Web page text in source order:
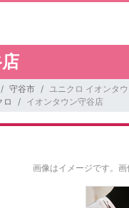
守谷市
ユニクロ イオンタ
ロ イオンタウン守谷店
画像はイメージです。 画